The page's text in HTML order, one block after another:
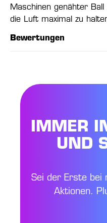
Maschinen genähter
die Luft maximal zu
Bewertungen
IMMER
UND
Sei der Erste bei
Aktionen.